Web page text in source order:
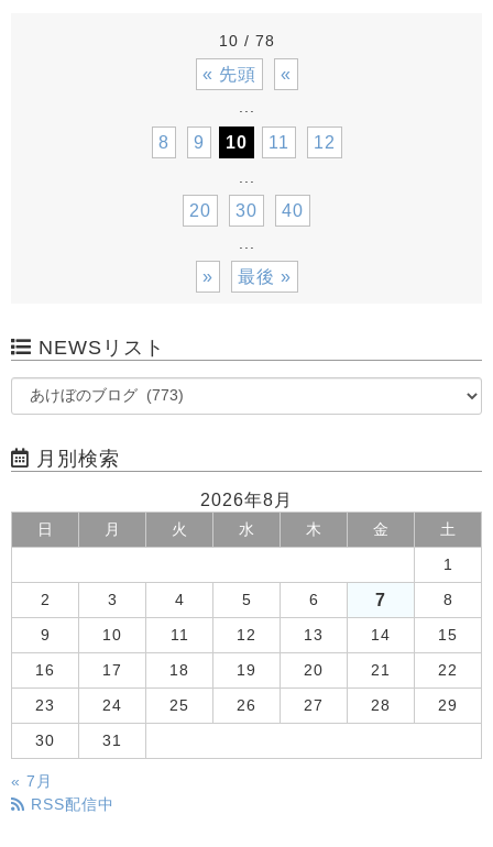
10 / 78
« 先頭 «
8 9 10 11 12
20 30 40
» 最後 »
NEWSリスト
月別検索
2026年8月
日 月 火 水 木 金 土
1
2 3 4 5 6 7 8
9 10 11 12 13 14 15
16 17 18 19 20 21 22
23 24 25 26 27 28 29
30 31
« 7月
RSS配信中